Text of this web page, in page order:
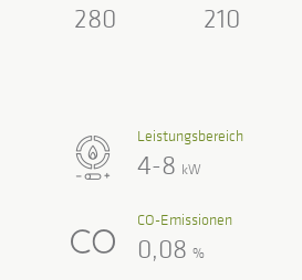
280 210
Leistungsbereich
4-8 kW
CO-Emissionen
0,08 %